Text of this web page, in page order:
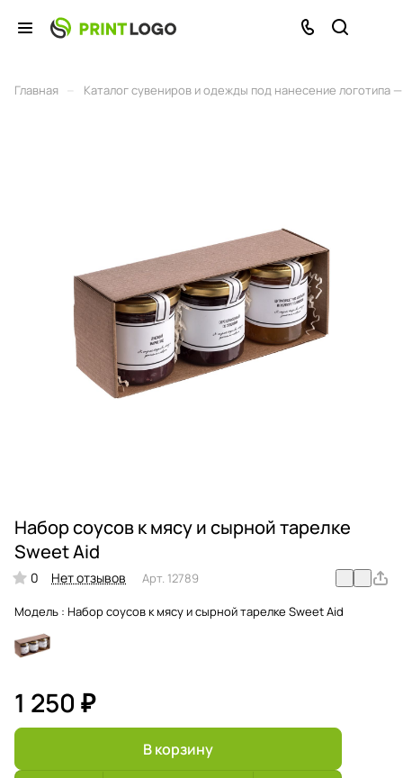
Главная Каталог сувениров и одежды под нанесение логотипа
Набор соусов к мясу и сырной тарелке
Sweet Aid
0 Нет отзывов Арт. 12789
Модель : Набор соусов к мясу и сырной тарелке Sweet Aid
1 250 ₽
В корзину